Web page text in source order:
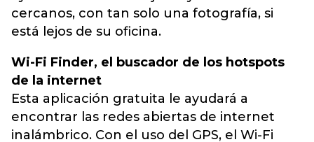
cercanos, con tan solo una fotografía, si
está lejos de su oficina.
Wi-Fi Finder, el buscador de los hotspots
de la internet
Esta aplicación gratuita le ayudará a
encontrar las redes abiertas de internet
inalámbrico. Con el uso del GPS, el Wi-Fi